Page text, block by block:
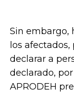
Sin embargo,
los
declarar a
declarado,
APRODEH